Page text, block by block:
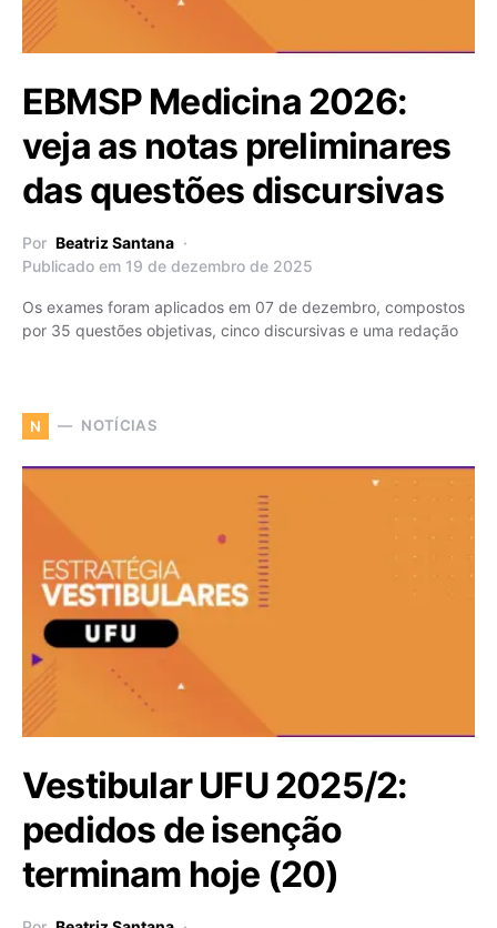
EBMSP Medicina 2026:
veja as notas preliminares
das questões discursivas
Por Beatriz Santana
Publicado em 19 de dezembro de 2025
Os exames foram aplicados em 07 de dezembro, compostos
por 35 questões objetivas, cinco discursivas e uma redação
N NOTÍCIAS
Vestibular UFU 2025/2:
pedidos de isenção
terminam hoje (20)